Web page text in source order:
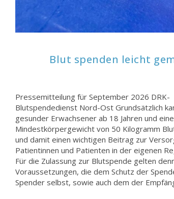
Blut spenden leicht
Pressemitteilung für September 2026 DRK-
Blutspendedienst Nord-Ost Grundsätzlich
gesunder Erwachsener ab 18 Jahren und
Mindestkörpergewicht von 50 Kilogramm
und damit einen wichtigen Beitrag zur
Patientinnen und Patienten in der eigenen
Für die Zulassung zur Blutspende gelten
Voraussetzungen, die dem Schutz der
Spender selbst, sowie auch dem der
Blutpräparaten dienen. Die endgültige Entscheidung über
die Spendefähigkeit trifft tagesaktuell ein Arzt
Ärztin am Tag der Spende auf dem
nach einer kurzen Untersuchung und einem
Gespräch, in dem der vorher
Spendefragebogen durchgegangen wird.
vorab prüfen möchte, ob einer Blutspende